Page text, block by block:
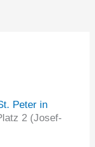
Peter in
2 (Josef-